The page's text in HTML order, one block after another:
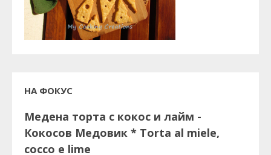
НА ФОКУС
Медена торта с кокос и лайм -
Кокосов Медовик * Torta al miele,
cocco e lime